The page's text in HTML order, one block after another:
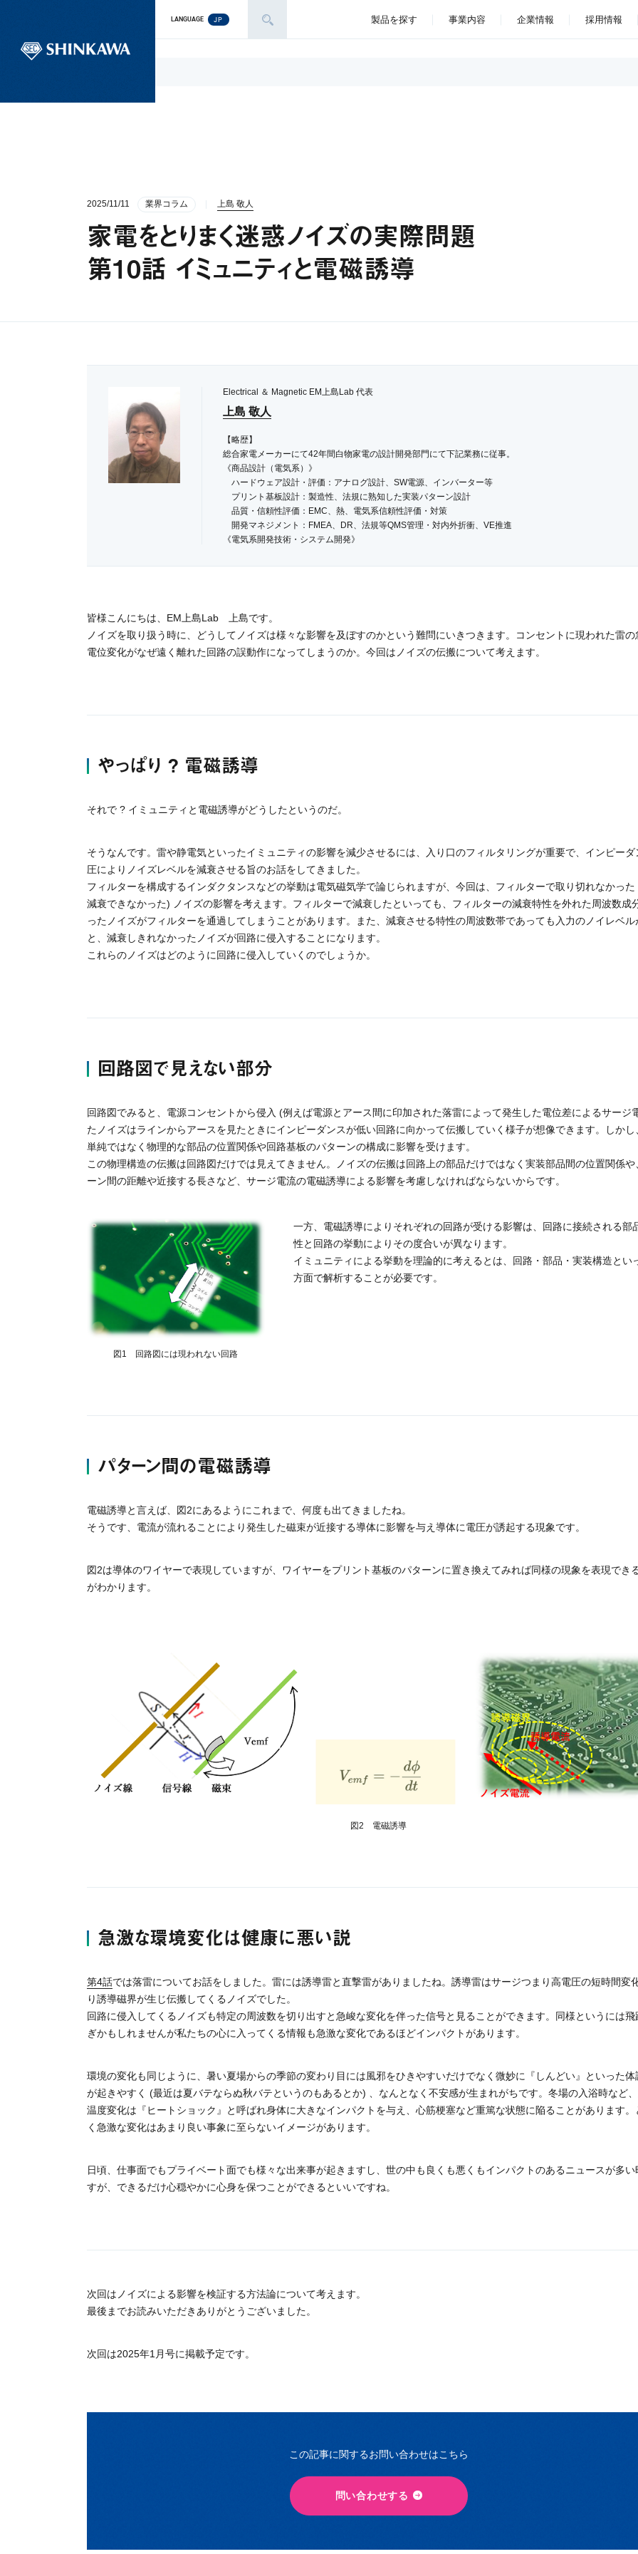
LANGUAGE JP 製品を探す 事業内容 企業情報 採用情報
2025/11/11 業界コラム 上島 敬人
家電をとりまく迷惑ノイズの実際問題
第10話 イミュニティと電磁誘導
Electrical ＆ Magnetic EM上島Lab 代表
上島 敬人
【略歴】
総合家電メーカーにて42年間白物家電の設計開発部門にて下記業務に従事。
《商品設計（電気系）》
ハードウェア設計・評価：アナログ設計、SW電源、インバーター等
プリント基板設計：製造性、法規に熟知した実装パターン設計
品質・信頼性評価：EMC、熱、電気系信頼性評価・対策
開発マネジメント：FMEA、DR、法規等QMS管理・対内外折衝、VE推進
《電気系開発技術・システム開発》
CAE：電磁界シミュレーションを活用したEMC検証、対策
iNARTE EMC Design Engineer
皆様こんにちは、EM上島Lab 上島です。
ノイズを取り扱う時に、どうしてノイズは様々な影響を及ぼすのかという難問にいきつきます。コンセントに現われた雷の
電位変化がなぜ遠く離れた回路の誤動作になってしまうのか。今回はノイズの伝搬について考えます。
やっぱり ? 電磁誘導
それで ? イミュニティと電磁誘導がどうしたというのだ。
そうなんです。雷や静電気といったイミュニティの影響を減少させるには、入り口のフィルタリングが重要で、インピーダ
圧によりノイズレベルを減衰させる旨のお話をしてきました。
フィルターを構成するインダクタンスなどの挙動は電気磁気学で論じられますが、今回は、フィルターで取り切れなかった
減衰できなかった) ノイズの影響を考えます。フィルターで減衰したといっても、フィルターの減衰特性を外れた周波数成
ったノイズがフィルターを通過してしまうことがあります。また、減衰させる特性の周波数帯であっても入力のノイレベル
と、減衰しきれなかったノイズが回路に侵入することになります。
これらのノイズはどのように回路に侵入していくのでしょうか。
回路図で見えない部分
回路図でみると、電源コンセントから侵入 (例えば電源とアース間に印加された落雷によって発生した電位差によるサージ
たノイズはラインからアースを見たときにインピーダンスが低い回路に向かって伝搬していく様子が想像できます。しかし
単純ではなく物理的な部品の位置関係や回路基板のパターンの構成に影響を受けます。
この物理構造の伝搬は回路図だけでは見えてきません。ノイズの伝搬は回路上の部品だけではなく実装部品間の位置関係や
ーン間の距離や近接する長さなど、サージ電流の電磁誘導による影響を考慮しなければならないからです。
図1 回路図には現われない回路
一方、電磁誘導によりそれぞれの回路が受ける影響は、回路に接続される部
性と回路の挙動によりその度合いが異なります。
イミュニティによる挙動を理論的に考えるとは、回路・部品・実装構造とい
方面で解析することが必要です。
パターン間の電磁誘導
電磁誘導と言えば、図2にあるようにこれまで、何度も出てきましたね。
そうです、電流が流れることにより発生した磁束が近接する導体に影響を与え導体に電圧が誘起する現象です。
図2は導体のワイヤーで表現していますが、ワイヤーをプリント基板のパターンに置き換えてみれば同様の現象を表現でき
がわかります。
図2 電磁誘導
急激な環境変化は健康に悪い説
第4話では落雷についてお話をしました。雷には誘導雷と直撃雷がありましたね。誘導雷はサージつまり高電圧の短時間変
り誘導磁界が生じ伝搬してくるノイズでした。
回路に侵入してくるノイズも特定の周波数を切り出すと急峻な変化を伴った信号と見ることができます。同様というには飛
ぎかもしれませんが私たちの心に入ってくる情報も急激な変化であるほどインパクトがあります。
環境の変化も同じように、暑い夏場からの季節の変わり目には風邪をひきやすいだけでなく微妙に『しんどい』といった体
が起きやすく (最近は夏バテならぬ秋バテというのもあるとか) 、なんとなく不安感が生まれがちです。冬場の入浴時など
温度変化は『ヒートショック』と呼ばれ身体に大きなインパクトを与え、心筋梗塞など重篤な状態に陥ることがあります。
く急激な変化はあまり良い事象に至らないイメージがあります。
日頃、仕事面でもプライベート面でも様々な出来事が起きますし、世の中も良くも悪くもインパクトのあるニュースが多い
すが、できるだけ心穏やかに心身を保つことができるといいですね。
次回はノイズによる影響を検証する方法論について考えます。
最後までお読みいただきありがとうございました。
次回は2025年1月号に掲載予定です。
この記事に関するお問い合わせはこちら
問い合わせする